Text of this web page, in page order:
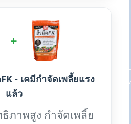
+
- เคมีกำจัดเพลี้ยแรง
แล้ว
ภาพสูง กำจัดเพลี้ย